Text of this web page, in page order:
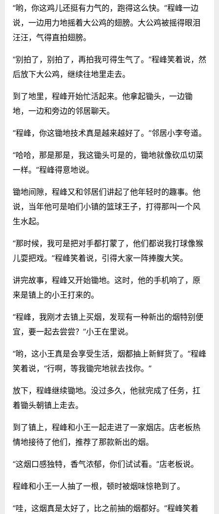
“哟，你这鸡儿还挺有力气的，跑得这么快。”程峰一边
说，一边用力地摇着大公鸡的翅膀。大公鸡被摇得眼泪
汪汪，气得直拍翅膀。
“别拍了，别拍了，再拍我可得生气了。”程峰笑着说，然
后放下大公鸡，继续往地里走去。
到了地里，程峰开始忙活起来。他拿起锄头，一边锄
地，一边和旁边的邻居聊天。
“程峰，你这锄地技术真是越来越好了。”邻居小李夸道。
“哈哈，那是那是，我这锄头可是的，锄地就像砍瓜切菜
一样。”程峰得意地说。
锄地间隙，程峰又和邻居们讲起了他年轻时的趣事。他
说，当年他可是咱们小镇的篮球王子，打得那叫一个风
生水起。
“那时候，我可是把对手都打蒙了，他们都说我打球像猴
儿耍把戏。”程峰笑着说，引得大家一阵捧腹大笑。
讲完故事，程峰又开始锄地。这时，他的手机响了，原
来是镇上的小王打来的。
“程峰，我刚才去镇上买烟，发现有一种新出的烟特别便
宜，要一起去尝尝？”小王在里说。
“哟，这小王真是会享受生活，烟都抽上新鲜货了。”程峰
笑着说，“行啊，等我锄完地就去找你。”
放下，程峰继续锄地。没过多久，他就完成了任务，扛
着锄头朝镇上走去。
到了镇上，程峰和小王一起走进了一家烟店。店老板热
情地接待了他们，推荐了那款新出的烟。
“这烟口感独特，香气浓郁，你们试试看。”店老板说。
程峰和小王一人抽了一根，顿时被烟味惊艳到了。
“哇，这烟真是太好了，比之前抽的烟都好。”程峰笑着